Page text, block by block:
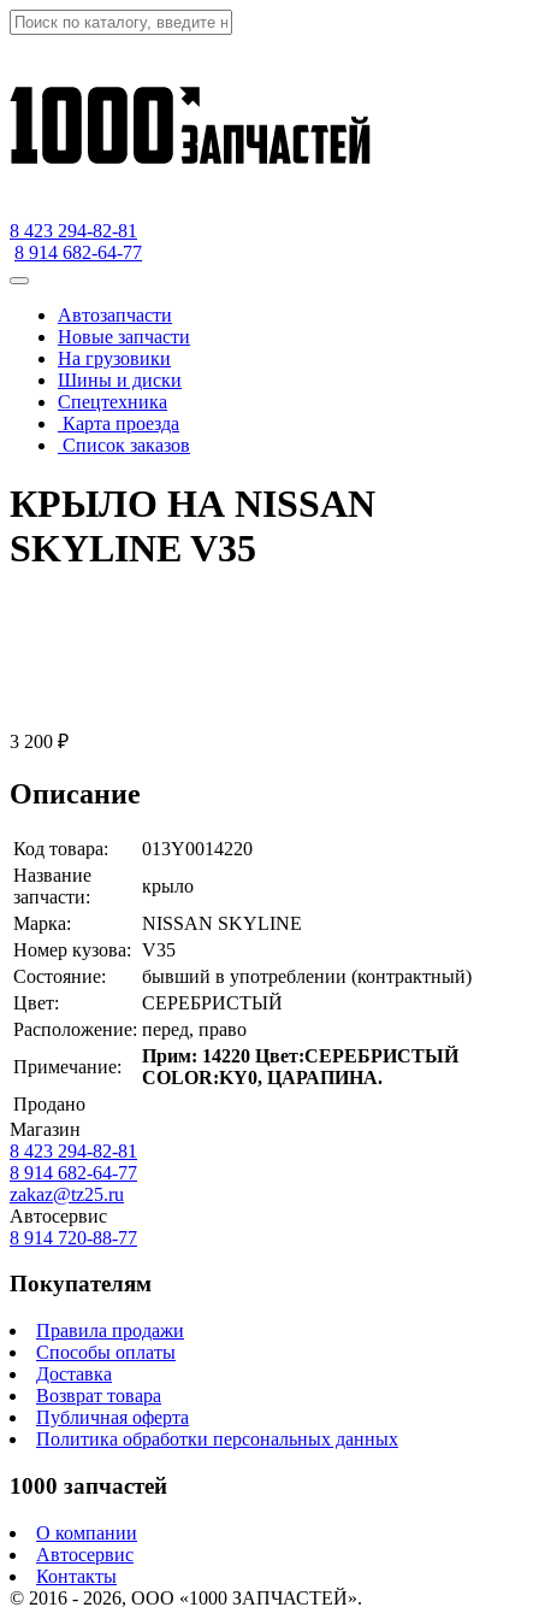
8 423 294-82-81
8 914 682-64-77
Автозапчасти
Новые запчасти
На грузовики
Шины и диски
Спецтехника
Карта проезда
Список заказов
КРЫЛО НА NISSAN
SKYLINE V35
3 200 ₽
Описание
Код товара:
013Y0014220
Название
запчасти:
крыло
Марка:
NISSAN SKYLINE
Номер кузова: V35
Состояние:
бывший в употреблении (контрактный)
Цвет:
СЕРЕБРИСТЫЙ
Расположение: перед, право
Примечание:
Прим: 14220 Цвет:СЕРЕБРИСТЫЙ
COLOR:KY0, ЦАРАПИНА.
Продано
Магазин
8 423 294-82-81
8 914 682-64-77
zakaz@tz25.ru
Автосервис
8 914 720-88-77
Покупателям
Правила продажи
Способы оплаты
Доставка
Возврат товара
Публичная оферта
Политика обработки персональных данных
1000 запчастей
О компании
Автосервис
Контакты
© 2016 - 2026, ООО «1000 ЗАПЧАСТЕЙ».